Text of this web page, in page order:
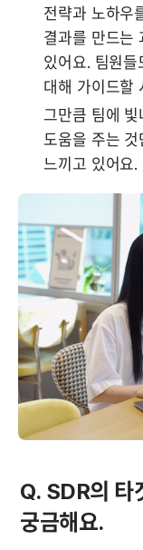
전략과 노하우
결과를 만드는
있어요. 팀원들
대해 가이드할
그만큼 팀에 빛
도움을 주는
느끼고 있어요.
Q. SDR의 타
궁금해요.